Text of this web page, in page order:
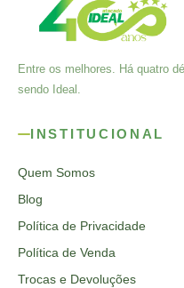
Entre os melhores. Há quatro
sendo Ideal.
INSTITUCIONAL
Quem Somos
Blog
Política de Privacidade
Política de Venda
Trocas e Devoluções